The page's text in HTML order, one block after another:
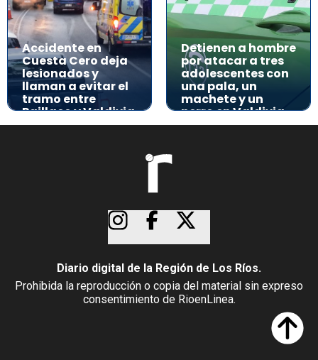
Accidente en
Cuesta Cero deja
lesionados y
llaman a evitar el
tramo entre
Paillaco y Valdivia
Detienen a hombre
por atacar a tres
adolescentes con
una pala, un
machete y un
perro en Valdivia
Diario digital de la Región de Los Ríos.
Prohibida la reproducción o copia del material sin expreso
consentimiento de RioenLinea.